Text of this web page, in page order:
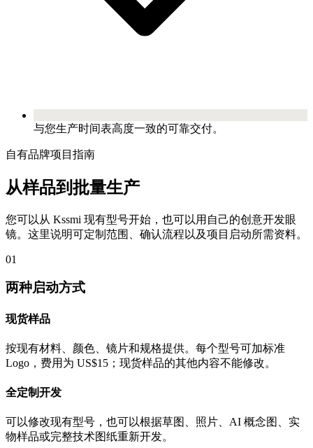
与您生产时间表高度一致的可靠交付。
自有品牌项目指南
从样品到批量生产
您可以从 Kssmi 现有型号开始，也可以用自己的创意开发眼
镜。这里说明可定制范围、确认流程以及项目启动所需资料。
01
两种启动方式
现货样品
按现有材料、颜色、镜片和规格提供。每个型号可加标准
Logo，费用为 US$15；现货样品的其他内容不能修改。
全定制开发
可以修改现有型号，也可以根据草图、照片、AI 概念图、实
物样品或完整技术图纸重新开发。